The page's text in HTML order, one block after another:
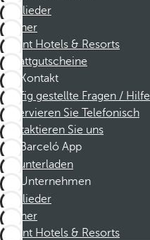
Mitglieder
Partner
Dorint Hotels & Resorts
Rabattgutscheine
Kontakt
Häufig gestellte Fragen / Hilfe
Reservieren Sie Telefonisch
Kontaktieren Sie uns
Barceló App
Herunterladen
Unternehmen
Mitglieder
Partner
Dorint Hotels & Resorts